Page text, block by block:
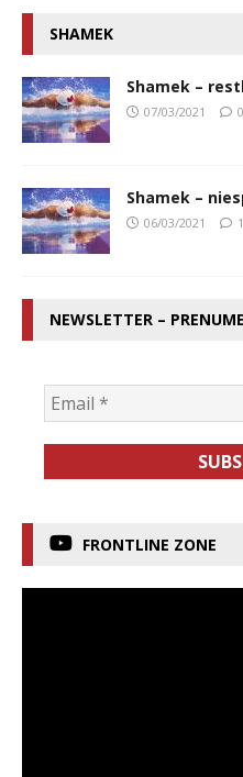
SHAMEK
Shamek –
07/03/2021 0
Shamek –
06/03/2021 1
NEWSLETTER –
FRONTLINE ZONE